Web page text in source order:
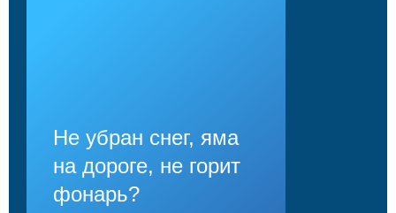
Не убран снег, яма
на дороге, не горит
фонарь?